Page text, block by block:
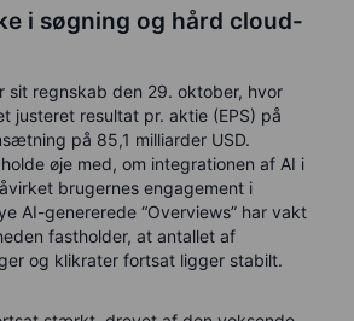
i søgning og hård cloud-
sit regnskab den 29. oktober, hvor
justeret resultat pr. aktie (EPS) på
på 85,1 milliarder USD.
øje med, om integrationen af AI i
brugernes engagement i
AI-genererede “Overviews” har vakt
fastholder, at antallet af
og klikrater fortsat ligger stabilt.